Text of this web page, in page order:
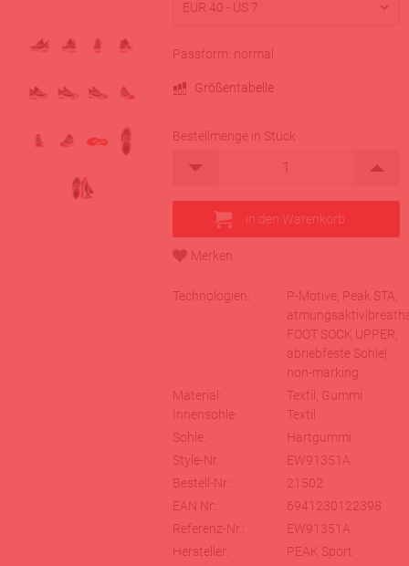
Passform: normal
Größentabelle
Bestellmenge in Stück
Technologien:
P-Motive, Peak STA,
FOOT SOCK UPPER,
abriebfeste Sohle|
non-marking
Material:
Textil, Gummi
Innensohle:
Textil
Sohle:
Hartgummi
Style-Nr.:
EW91351A
Bestell-Nr.:
21502
EAN Nr.:
6941230122398
Referenz-Nr.:
EW91351A
Hersteller:
PEAK Sport